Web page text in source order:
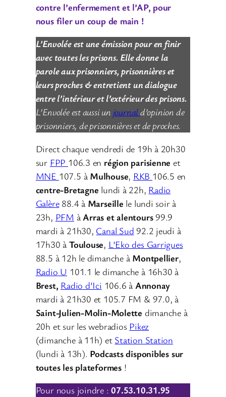
contre l’enfermement et l’AP, pour
nous filer un coup de main !
L’Envolée est une émission pour en finir
avec toutes les prisons. Elle donne la
parole aux prisonniers, prisonnières et
leurs proches & entretient un dialogue
entre l’intérieur et l’extérieur des prisons.
L’Envolée est aussi un journald’opinion de
prisonniers, de prisonnières et de proches.
Direct chaque vendredi de 19h à 20h30
sur FPP 106.3 en région parisienne et
MNE 107.5 à Mulhouse, RKB 106.5 en
centre-Bretagne lundi à 22h, Radio
Galère88.4 à Marseille le lundi soir à
23h, PFM à Arras et alentours99.9
mardi à 21h30, Canal Sud 92.2 jeudi à
17h30 à Toulouse, L’Eko des Garrigues
88.5 à 12h le dimanche à Montpellier,
Radio U 101.1 le dimanche à 16h30 à
Brest, Radio d’Ici 106.6 à Annonay
mardi à 21h30 et 105.7 FM & 97.0, à
Saint-Julien-Molin-Molette dimanche à
20h et sur les webradios Pikez
(dimanche à 11h) et Station Station
(lundi à 13h). Podcasts disponibles sur
toutes les plateformes!
Pour nous joindre : 07.53.10.31.95